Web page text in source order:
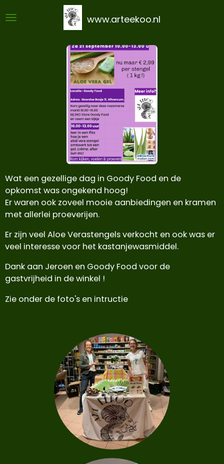
direct
www.arteekoo.nl
Wat een gezellige dag in Goody Food en de
opkomst was ongekend hoog!
Er waren ook zoveel mooie aanbiedingen en kramen
met allerlei proeverijen.
Er zijn veel Aloe Verastengels verkocht en ook was er
veel interesse voor het kastanjewasmiddel.
Dank aan Jeroen en Goody Food voor de
gastvrijheid in de winkel !
Zie onder de foto's en intructie